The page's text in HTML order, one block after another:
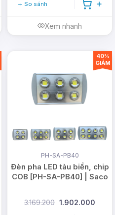
So sánh
Xem nhanh
PH-SA-PB40
Đèn pha LED tàu biển, chip
COB [PH-SA-PB40] | Saco
3.169.200 1.902.000
40%
GIẢM